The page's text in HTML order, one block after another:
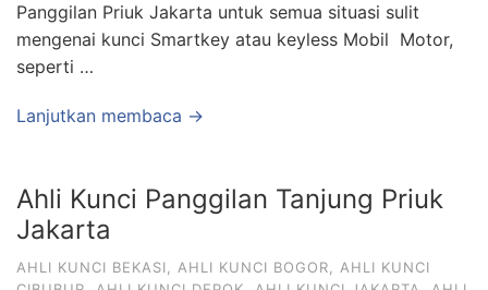
Panggilan Priuk Jakarta untuk semua situasi sulit
mengenai kunci Smartkey atau keyless Mobil Motor,
seperti …
Lanjutkan membaca →
Ahli Kunci Panggilan Tanjung Priuk
Jakarta
AHLI KUNCI BEKASI AHLI KUNCI BOGOR
AHLI KUNCI